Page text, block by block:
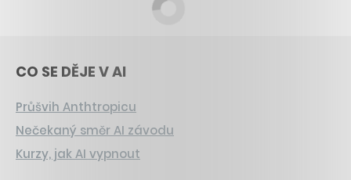
CO SE DĚJE V AI
Průšvih Anthtropicu
Nečekaný směr AI závodu
Kurzy, jak AI vypnout